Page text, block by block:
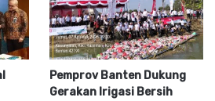
Pemprov Banten Dukung
Gerakan Irigasi Bersih